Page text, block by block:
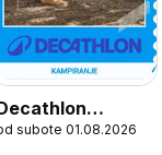
ponuda
subote 01.08.2026